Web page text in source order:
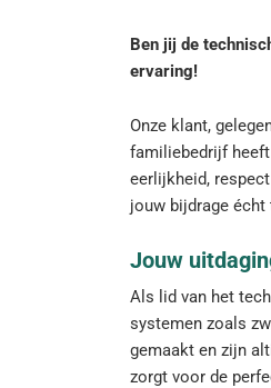
Ben jij de
ervaring!
Onze klant,
familiebedrijf
eerlijkheid,
jouw bijdrage écht
Jouw
Als lid van het
systemen zoals
gemaakt en zijn
zorgt voor de